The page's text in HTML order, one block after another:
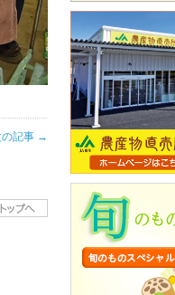
の記事 →